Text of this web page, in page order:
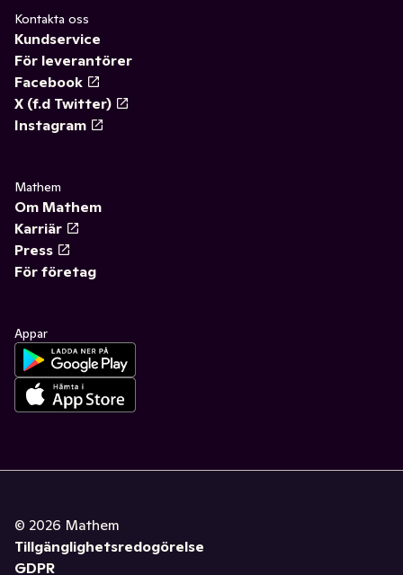
Kontakta oss
Kundservice
För leverantörer
Facebook
X (f.d Twitter)
Instagram
Mathem
Om Mathem
Karriär
Press
För företag
Appar
© 2026 Mathem
Tillgänglighetsredogörelse
GDPR